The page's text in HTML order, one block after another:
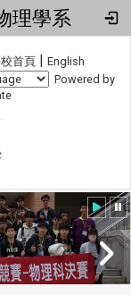
理學系
首頁 | English
Powered by